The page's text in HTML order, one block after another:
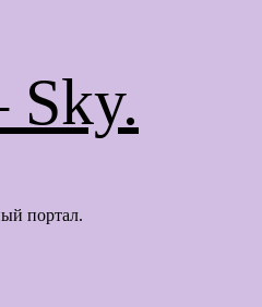
портал.